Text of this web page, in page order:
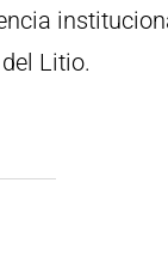
Litio.